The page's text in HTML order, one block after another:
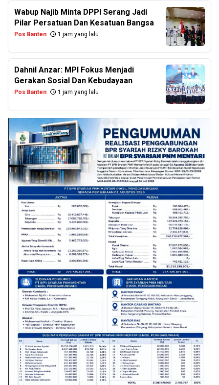
Wabup Najib Minta DPPI Serang Jadi
Pilar Persatuan Dan Kesatuan Bangsa
Pos Banten 1 jam yang lalu
Dahnil Anzar: MPI Fokus Menjadi
Gerakan Sosial Dan Kebudayaan
Pos Banten 1 jam yang lalu